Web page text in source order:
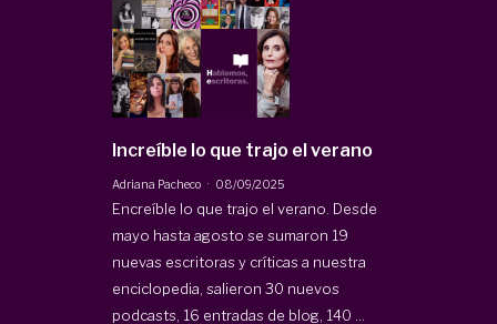
Increíble lo que trajo el verano
Adriana Pacheco · 08/09/2025
Encreíble lo que trajo el verano. Desde
mayo hasta agosto se sumaron 19
nuevas escritoras y críticas a nuestra
enciclopedia, salieron 30 nuevos
podcasts, 16 entradas de blog, 140 ...